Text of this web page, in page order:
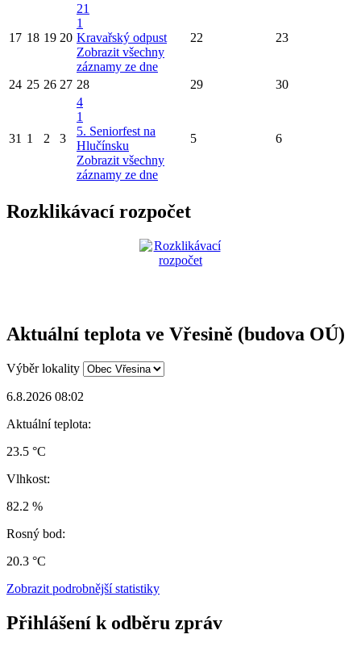
17 18 19 20
21
1
Kravařský odpust
Zobrazit všechny
záznamy ze dne
22 23
24 25 26 27 28 29 30
31 1 2 3
4
1
5. Seniorfest na
Hlučínsku
Zobrazit všechny
záznamy ze dne
5 6
Rozklikávací rozpočet
Aktuální teplota ve Vřesině (budova OÚ)
Výběr lokality
6.8.2026 08:02
Aktuální teplota:
23.5 °C
Vlhkost:
82.2 %
Rosný bod:
20.3 °C
Zobrazit podrobnější statistiky
Přihlášení k odběru zpráv